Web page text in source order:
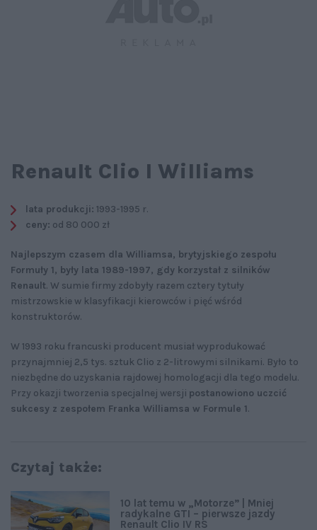
Renault Clio I Williams
lata produkcji: 1993-1995 r.
ceny: od 80 000 zł
Najlepszym czasem dla Williamsa, brytyjskiego zespołu
Formuły 1, były lata 1989-1997, gdy korzystał z silników
Renault. W sumie firmy zdobyły razem cztery tytuły
mistrzowskie w klasyfikacji kierowców i pięć wśród
konstruktorów.
W 1993 roku francuski producent musiał wyprodukować
przynajmniej 2,5 tys. sztuk Clio z 2-litrowymi silnikami. Było to
niezbędne do uzyskania rajdowej homologacji dla tego modelu.
Przy okazji tworzenia specjalnej wersji postanowiono uczcić
sukcesy z zespołem Franka Williamsa w Formule 1.
Czytaj także:
10 lat temu w „Motorze” | Mniej
radykalne GTI – pierwsze jazdy
Renault Clio IV RS